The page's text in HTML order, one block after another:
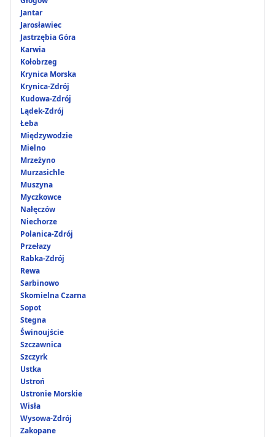
Jantar
Jarosławiec
Jastrzębia Góra
Karwia
Kołobrzeg
Krynica Morska
Krynica-Zdrój
Kudowa-Zdrój
Lądek-Zdrój
Łeba
Międzywodzie
Mielno
Mrzeżyno
Murzasichle
Muszyna
Myczkowce
Nałęczów
Niechorze
Polanica-Zdrój
Przełazy
Rabka-Zdrój
Rewa
Sarbinowo
Skomielna Czarna
Sopot
Stegna
Świnoujście
Szczawnica
Szczyrk
Ustka
Ustroń
Ustronie Morskie
Wisła
Wysowa-Zdrój
Zakopane